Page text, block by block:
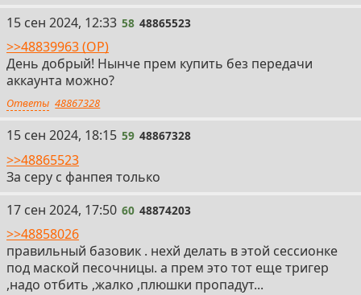
58
15 сен 2024, 12:33 58 48865523
>>48839963 (OP)
День добрый! Нынче прем купить без передачи
аккаунта можно?
Ответы 48867328
59
15 сен 2024, 18:15 59 48867328
>>48865523
За серу с фанпея только
60
17 сен 2024, 17:50 60 48874203
>>48858026
правильный базовик . нехй делать в этой сессионке
под маской песочницы. а прем это тот еще тригер
,надо отбить ,жалко ,плюшки пропадут...